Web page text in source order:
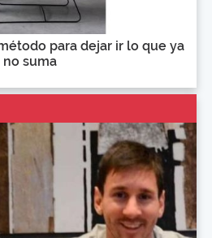
para dejar ir lo que ya
no suma